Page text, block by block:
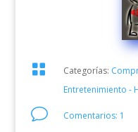
 Categorías:
Entretenimiento -
v Comentarios: 1